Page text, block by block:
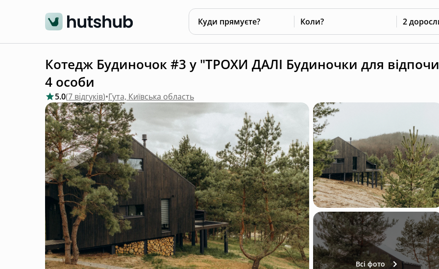
Куди прямуєте? Коли? 2
Котедж Будиночок #3 у "ТРОХИ ДАЛІ Будиночки для
4 особи
5.0(7 відгуків)•Гута, Київська область
Всі фото